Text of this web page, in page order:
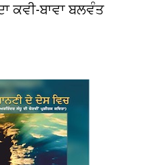
ਕਵੀ-ਬਾਵਾ ਬਲਵੰਤ